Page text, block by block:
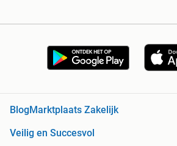
Blog Marktplaats Zakelijk
Veilig en Succesvol